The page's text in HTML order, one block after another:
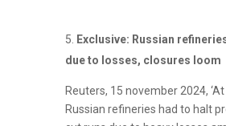
Exclusive: Russian
due to losses, closures loom
Reuters, 15 november 2024,
Russian refineries had to halt